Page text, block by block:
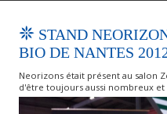
STAND
BIO DE NANTES
Neorizons était présent au salon
d'être toujours aussi nombreux et